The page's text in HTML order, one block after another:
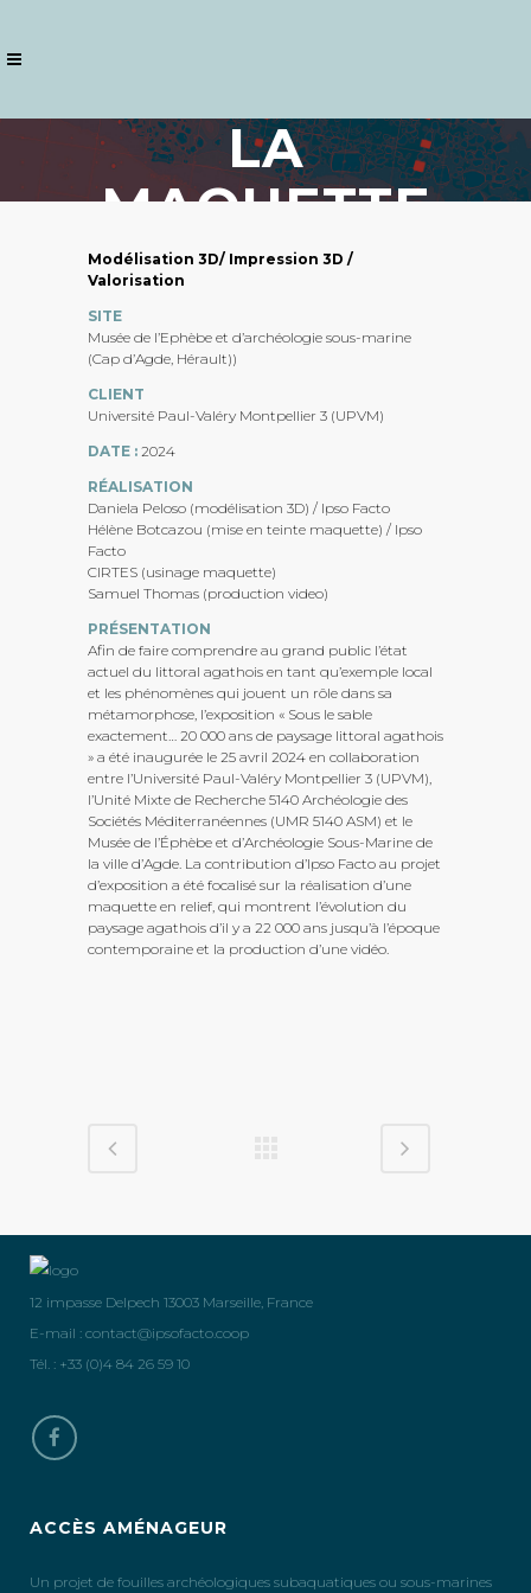
LA
MAQUETTE
DU MUSÉE
D’AGDE
Modélisation 3D/ Impression 3D /
Valorisation
SITE
Musée de l’Ephèbe et d’archéologie sous-marine
(Cap d’Agde, Hérault))
CLIENT
Université Paul-Valéry Montpellier 3 (UPVM)
DATE : 2024
RÉALISATION
Daniela Peloso (modélisation 3D) / Ipso Facto
Hélène Botcazou (mise en teinte maquette) / Ipso
Facto
CIRTES (usinage maquette)
Samuel Thomas (production video)
PRÉSENTATION
Afin de faire comprendre au grand public l’état
actuel du littoral agathois en tant qu’exemple local
et les phénomènes qui jouent un rôle dans sa
métamorphose, l’exposition « Sous le sable
exactement… 20 000 ans de paysage littoral agathois
» a été inaugurée le 25 avril 2024 en collaboration
entre l’Université Paul-Valéry Montpellier 3 (UPVM),
l’Unité Mixte de Recherche 5140 Archéologie des
Sociétés Méditerranéennes (UMR 5140 ASM) et le
Musée de l’Éphèbe et d’Archéologie Sous-Marine de
la ville d’Agde. La contribution d’Ipso Facto au projet
d’exposition a été focalisé sur la réalisation d’une
maquette en relief, qui montrent l’évolution du
paysage agathois d’il y a 22 000 ans jusqu’à l’époque
contemporaine et la production d’une vidéo.
12 impasse Delpech 13003 Marseille, France
E-mail : contact@ipsofacto.coop
Tél. : +33 (0)4 84 26 59 10
ACCÈS AMÉNAGEUR
Un projet de fouilles archéologiques subaquatiques ou sous-marines